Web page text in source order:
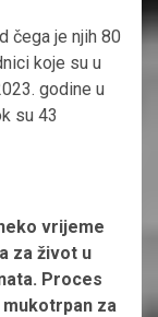
čega je njih 80
koje su u
godine u
su 43
vrijeme
za život u
Proces
za